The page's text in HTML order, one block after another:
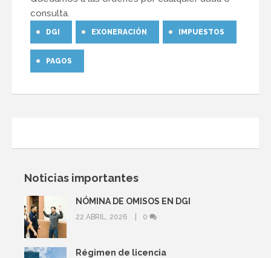
consulta.
DGI EXONERACIÓN IMPUESTOS
PAGOS
Noticias importantes
NÓMINA DE OMISOS EN DGI
22 ABRIL, 2026 0
Régimen de licencia